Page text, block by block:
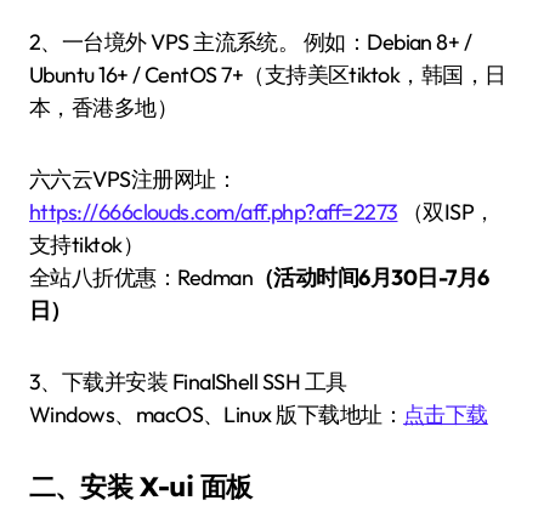
2、一台境外 VPS 主流系统。 例如：Debian 8+ /
Ubuntu 16+ / CentOS 7+（支持美区tiktok，韩国，日
本，香港多地）
六六云VPS注册网址：
https://666clouds.com/aff.php?aff=2273 （双ISP，
支持tiktok）
全站八折优惠：Redman（活动时间6月30日-7月6
日）
3、下载并安装 FinalShell SSH 工具
Windows、macOS、Linux 版下载地址： 点击下载
二、安装 X-ui 面板